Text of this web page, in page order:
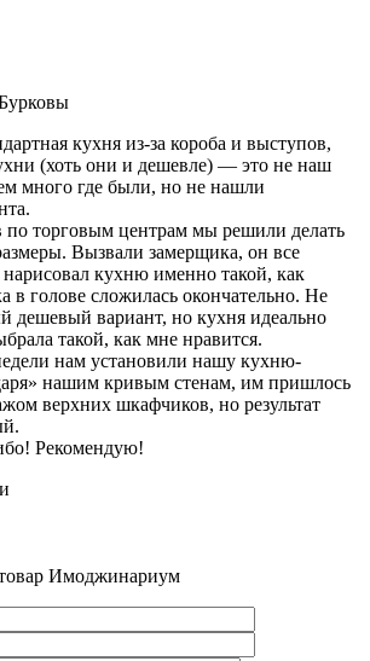
кухня из-за короба и выступов,
(хоть они и дешевле) — это не наш
много где были, но не нашли
по торговым центрам мы решили делать
Вызвали замерщика, он все
кухню именно такой, как
в голове сложилась окончательно. Не
дешевый вариант, но кухня идеально
такой, как мне нравится.
нам установили нашу кухню-
нашим кривым стенам, им пришлось
верхних шкафчиков, но результат
Рекомендую!
Имоджинариум